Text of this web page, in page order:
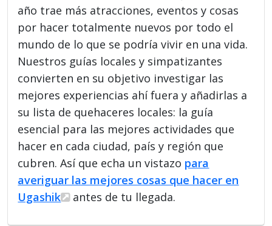
año trae más atracciones, eventos y cosas
por hacer totalmente nuevos por todo el
mundo de lo que se podría vivir en una vida.
Nuestros guías locales y simpatizantes
convierten en su objetivo investigar las
mejores experiencias ahí fuera y añadirlas a
su lista de quehaceres locales: la guía
esencial para las mejores actividades que
hacer en cada ciudad, país y región que
cubren. Así que echa un vistazo para
averiguar las mejores cosas que hacer en
Ugashik
antes de tu llegada.